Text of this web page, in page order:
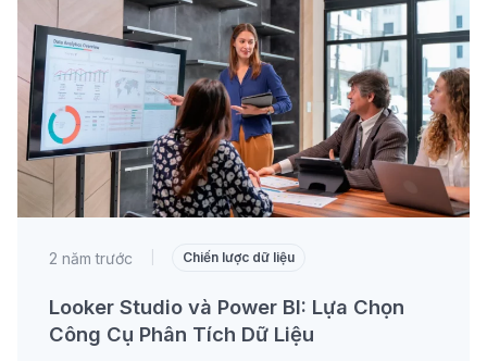
2 năm trước Chiến lược dữ liệu
Looker Studio và Power BI: Lựa Chọn
Công Cụ Phân Tích Dữ Liệu